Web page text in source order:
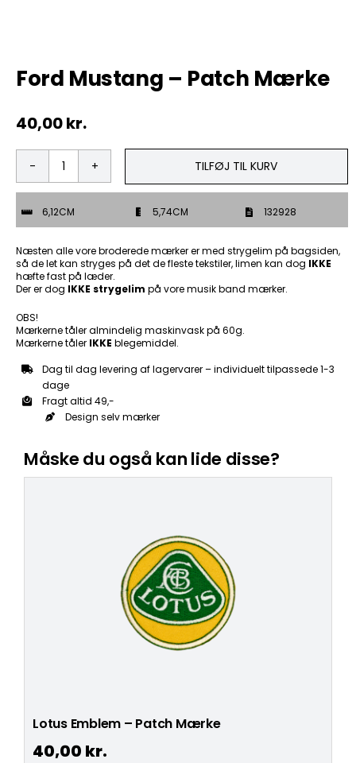
ØL & Spiritus
Andre Mærker
Tøj & Andre Varer
Ford Mustang – Patch Mærke
40,00kr.
Ford
Mustang
Patch
Mærke
antal
TILFØJ TIL KURV
6,12CM 5,74CM 132928
Næsten alle vore broderede mærker er med strygelim på bagsiden,
så de let kan stryges på det de fleste tekstiler, limen kan dog IKKE
hæfte fast på læder.
Der er dog IKKE strygelim på vore musik band mærker.
OBS!
Mærkerne tåler almindelig maskinvask på 60g.
Mærkerne tåler IKKE blegemiddel.
Dag til dag levering af lagervarer – individuelt tilpassede 1-3
dage
Fragt altid 49,-
Design selv mærker
Måske du også kan lide disse?
Lotus Emblem – Patch Mærke
40,00 kr.